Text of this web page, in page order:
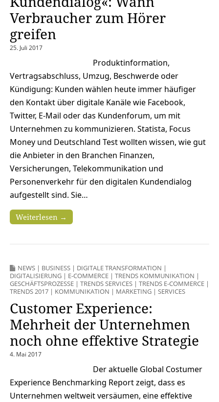
Verbraucher zum Hörer
greifen
25. Juli 2017
Produktinformation,
Vertragsabschluss, Umzug, Beschwerde oder
Kündigung: Kunden wählen heute immer häufiger
den Kontakt über digitale Kanäle wie Facebook,
Twitter, E-Mail oder das Kundenforum, um mit
Unternehmen zu kommunizieren. Statista, Focus
Money und Deutschland Test wollten wissen, wie gut
die Anbieter in den Branchen Finanzen,
Versicherungen, Telekommunikation und
Personenverkehr für den digitalen Kundendialog
aufgestellt sind. Sie…
Weiterlesen →
NEWS | BUSINESS | DIGITALE TRANSFORMATION |
DIGITALISIERUNG | E-COMMERCE | TRENDS KOMMUNIKATION |
GESCHÄFTSPROZESSE | TRENDS SERVICES | TRENDS E-COMMERCE |
TRENDS 2017 | KOMMUNIKATION | MARKETING | SERVICES
Customer Experience:
Mehrheit der Unternehmen
noch ohne effektive Strategie
4. Mai 2017
Der aktuelle Global Costumer
Experience Benchmarking Report zeigt, dass es
Unternehmen weltweit versäumen, eine effektive